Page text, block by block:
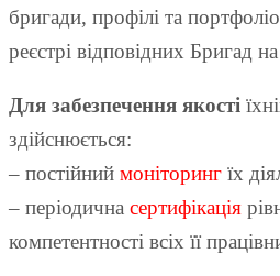
бригади, профілі та
реєстрі відповідних Бригад
Для забезпечення якості
здійснюється:
– постійний моніторинг їх
– періодична сертифікація
компетентності всіх її